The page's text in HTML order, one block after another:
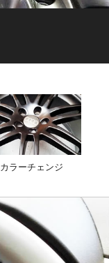
カラーチェンジ